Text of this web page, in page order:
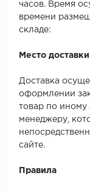
часов. Время
времени
складе:
Место доставки
Доставка
оформлении
товар по иному
менеджеру,
сайте.
Правила